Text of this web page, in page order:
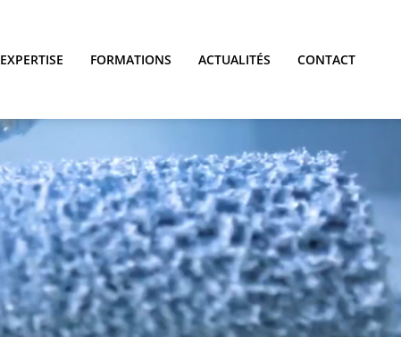
EXPERTISE FORMATIONS ACTUALITÉS CONTACT